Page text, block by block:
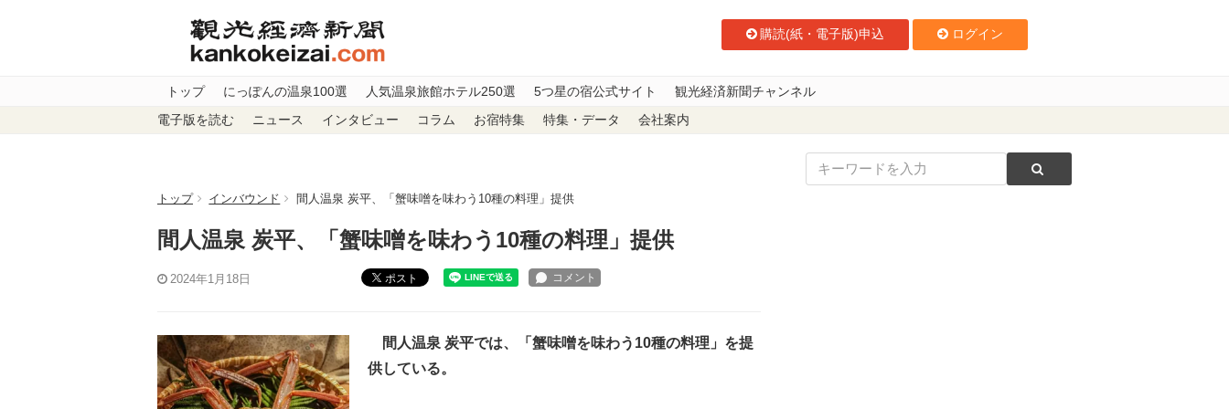
購読(紙・電子版)申込 ログイン
トップ にっぽんの温泉100選 人気温泉旅館ホテル250選 5つ星の宿公式サイト 観光経済新聞チャンネル
電子版を読む ニュース インタビュー コラム お宿特集 特集・データ 会社案内
トップ インバウンド 間人温泉 炭平、「蟹味噌を味わう10種の料理」提供
間人温泉 炭平、「蟹味噌を味わう10種の料理」提供
2024年1月18日 ポスト
間人温泉 炭平では、「蟹味噌を味わう10種の料理」を提
供している。